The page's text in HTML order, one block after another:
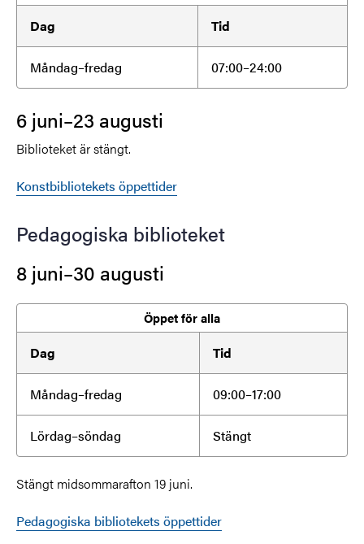
Dag Tid
Måndag–fredag 07:00–24:00
6 juni–23 augusti
Biblioteket är stängt.
Konstbibliotekets öppettider
Pedagogiska biblioteket
8 juni–30 augusti
Öppet för alla
Dag Tid
Måndag–fredag 09:00–17:00
Lördag–söndag Stängt
Stängt midsommarafton 19 juni.
Pedagogiska bibliotekets öppettider